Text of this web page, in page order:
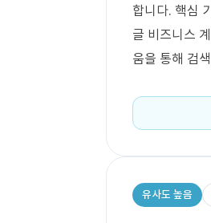
합니다. 핵심
글 비즈니스
움을 통해 검
유사도 높음